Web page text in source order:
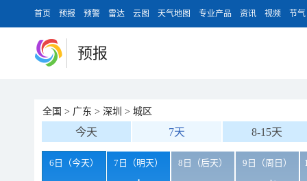
首页 预报 预警 雷达 云图 天气地图 专业产品 资讯 视频 节气
预报
全国 > 广东 > 深圳 > 城区
今天 7天 8-15天
6日（今天） 7日（明天） 8日（后天） 9日（周日）